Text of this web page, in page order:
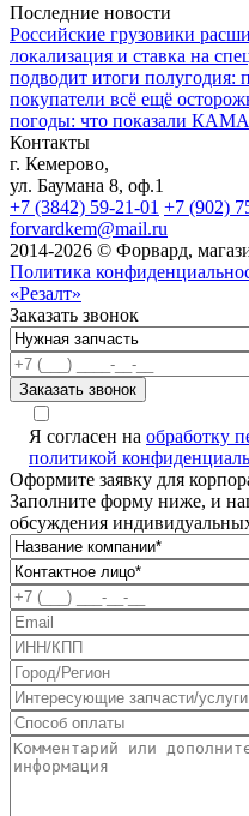
Последние новости
Российские грузовики
локализация и ставка на
подводит итоги полугодия:
покупатели всё ещё
погоды: что показали
Контакты
г. Кемерово,
ул. Баумана 8, оф.1
+7 (3842) 59-21-01 +7 (902)
forvardkem@mail.ru
2014-2026 © Форвард,
Политика
«Резалт»
Заказать звонок
Я согласен на обработку
политикой
Оформите заявку для
Заполните форму ниже, и
обсуждения